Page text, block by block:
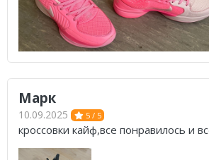
Марк
10.09.2025 5 / 5
кроссовки кайф,все понравилось и